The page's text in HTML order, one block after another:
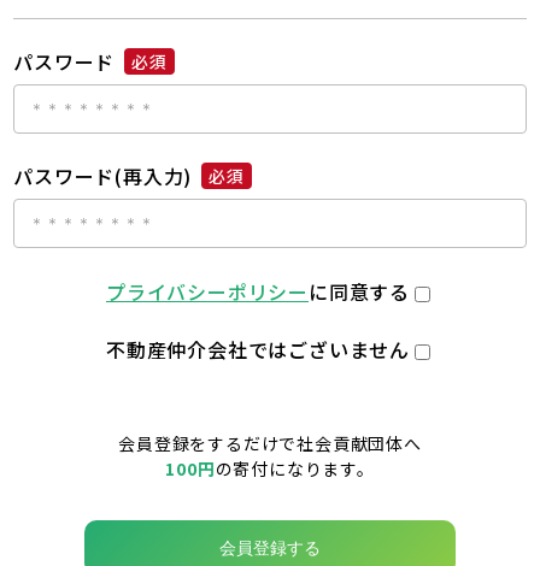
パスワード 必須
パスワード(再入力) 必須
プライバシーポリシー に同意する
不動産仲介会社ではございません
会員登録をするだけで社会貢献団体へ
100円の寄付になります。
会員登録する